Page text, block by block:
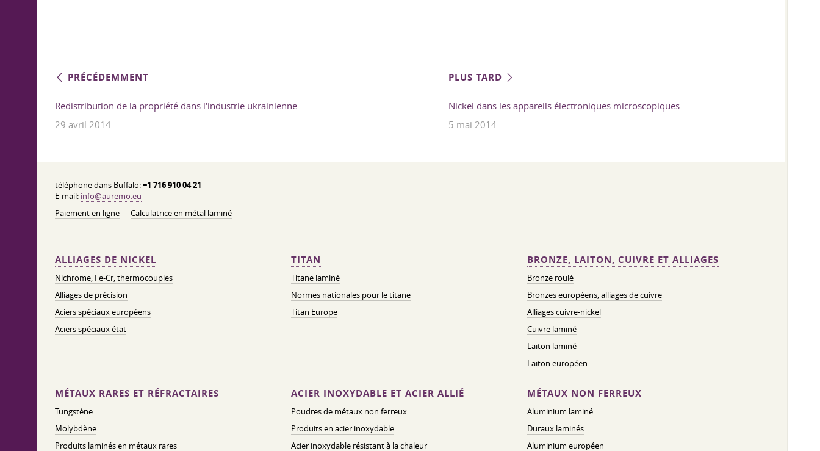
PRÉCÉDEMMENT
Redistribution de la propriété dans l'industrie ukrainienne
29 avril 2014
PLUS TARD
Nickel dans les appareils électroniques microscopiques
5 mai 2014
téléphone dans Buffalo:+1 716 910 04 21
E-mail: info@auremo.eu
Paiement en ligne
Calculatrice en métal laminé
ALLIAGES DE NICKEL
Nichrome, Fe-Cr, thermocouples
Alliages de précision
Aciers spéciaux européens
Aciers spéciaux état
TITAN
Titane laminé
Normes nationales pour le titane
Titan Europe
BRONZE, LAITON, CUIVRE ET ALLIAGES
Bronze roulé
Bronzes européens, alliages de cuivre
Alliages cuivre-nickel
Cuivre laminé
Laiton laminé
Laiton européen
MÉTAUX RARES ET RÉFRACTAIRES
Tungstène
Molybdène
Produits laminés en métaux rares
ACIER INOXYDABLE ET ACIER ALLIÉ
Poudres de métaux non ferreux
Produits en acier inoxydable
Acier inoxydable résistant à la chaleur
MÉTAUX NON FERREUX
Aluminium laminé
Duraux laminés
Aluminium européen